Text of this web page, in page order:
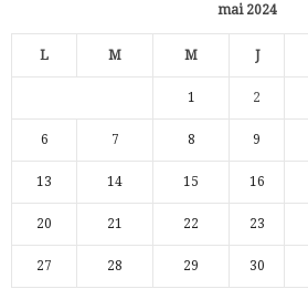
mai 2024
L M M J
1 2
6 7 8 9
13 14 15 16
20 21 22 23
27 28 29 30